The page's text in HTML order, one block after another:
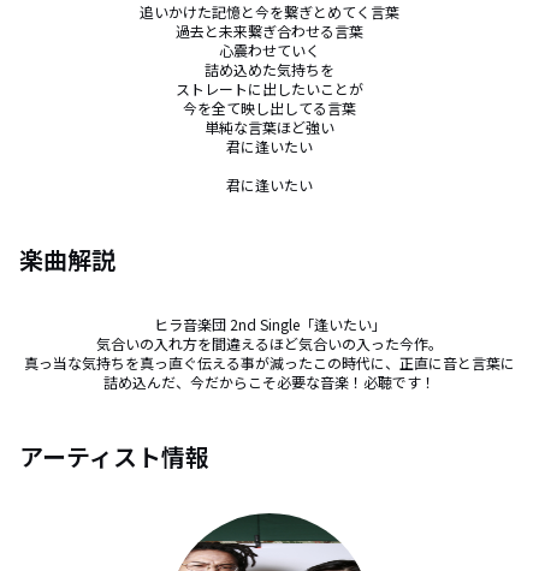
追いかけた記憶と今を繋ぎとめてく言葉
過去と未来繋ぎ合わせる言葉
心震わせていく
詰め込めた気持ちを
ストレートに出したいことが
今を全て映し出してる言葉
単純な言葉ほど強い
君に逢いたい
君に逢いたい
楽曲解説
ヒラ音楽団 2nd Single「逢いたい」
気合いの入れ方を間違えるほど気合いの入った今作。
真っ当な気持ちを真っ直ぐ伝える事が減ったこの時代に、正直に音と言葉に
詰め込んだ、今だからこそ必要な音楽！必聴です！
アーティスト情報